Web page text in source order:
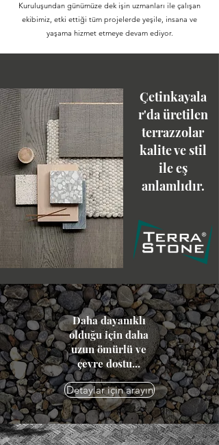
Kuruluşundan günümüze dek işin uzmanları ile çalışan
ekibimiz, etki ettiği tüm projelerde yeşile, insana ve
yaşama hizmet etmeye devam ediyor.
Çetinkayala
r'da üretilen
terrazzolar
kalite ve stil
ile eş
anlamlıdır.
Daha dayanıklı
olduğu için daha
uzun ömürlü ve
çevre dostu...
Detaylar için arayın